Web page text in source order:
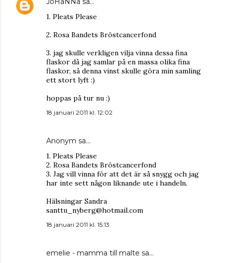
1. Pleats Please
2. Rosa Bandets Bröstcancerfond
3. jag skulle verkligen vilja vinna dessa fina
flaskor då jag samlar på en massa olika fina
flaskor, så denna vinst skulle göra min samling
ett stort lyft :)
hoppas på tur nu :)
18 januari 2011 kl. 12:02
Anonym sa…
1. Pleats Please
2. Rosa Bandets Bröstcancerfond
3. Jag vill vinna för att det är så snygg och jag
har inte sett någon liknande ute i handeln.
Hälsningar Sandra
santtu_nyberg@hotmail.com
18 januari 2011 kl. 15:13
emelie - mamma till malte sa…